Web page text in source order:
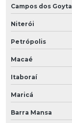
Campos dos
Niterói
Petrópolis
Macaé
Itaboraí
Maricá
Barra Mansa